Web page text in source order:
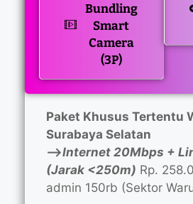
Bundling
Smart
Camera
(3P)
Paket Khusus Tertentu
Surabaya Selatan
—>Internet 20Mbps +
(Jarak <250m) Rp.
admin 150rb (Sektor